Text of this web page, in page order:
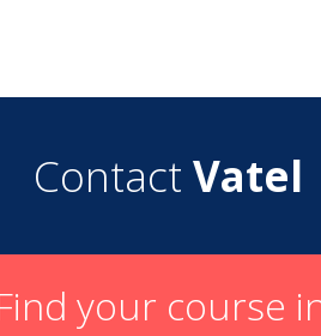
Attribution des chambres et
Formation complète des
Contact Vatel
your course